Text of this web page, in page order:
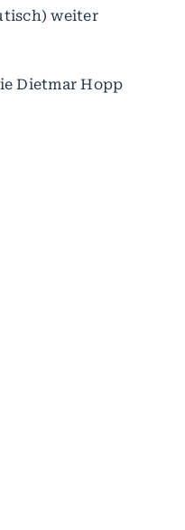
weiter
Dietmar Hopp